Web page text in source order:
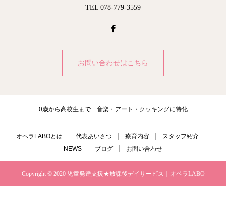
TEL 078-779-3559
お問い合わせはこちら
0歳から高校生まで 音楽・アート・クッキングに特化
オペラLABOとは 代表あいさつ 療育内容
スタッフ紹介
NEWS
ブログ お問い合わせ
Copyright © 2020 児童発達支援★放課後デイサービス｜オペラLABO